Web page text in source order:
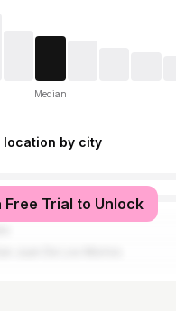
Median
location by city
Free Trial to Unlock